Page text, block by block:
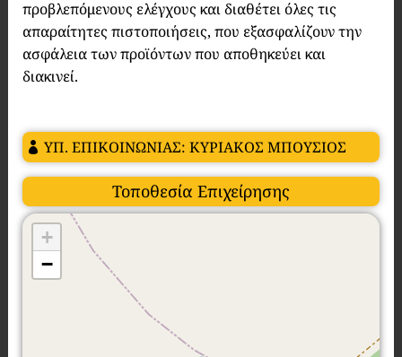
προβλεπόμενους ελέγχους και διαθέτει όλες τις
απαραίτητες πιστοποιήσεις, που εξασφαλίζουν την
ασφάλεια των προϊόντων που αποθηκεύει και
διακινεί.
ΥΠ. ΕΠΙΚΟΙΝΩΝΙΑΣ: ΚΥΡΙΑΚΟΣ ΜΠΟΥΣΙΟΣ
Τοποθεσία Επιχείρησης
+
−